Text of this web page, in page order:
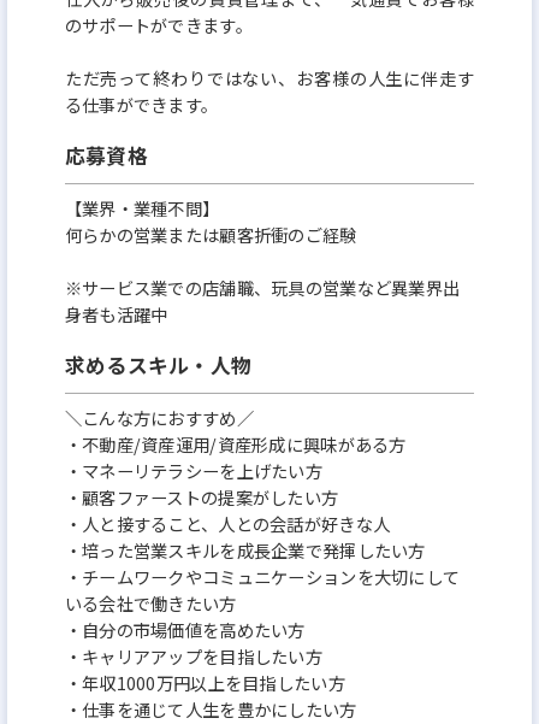
のサポートができます。
ただ売って終わりではない、お客様の人生に伴走す
る仕事ができます。
応募資格
【業界・業種不問】
何らかの営業または顧客折衝のご経験
※サービス業での店舗職、玩具の営業など異業界出
身者も活躍中
求めるスキル・人物
＼こんな方におすすめ／
・不動産/資産運用/資産形成に興味がある方
・マネーリテラシーを上げたい方
・顧客ファーストの提案がしたい方
・人と接すること、人との会話が好きな人
・培った営業スキルを成長企業で発揮したい方
・チームワークやコミュニケーションを大切にして
いる会社で働きたい方
・自分の市場価値を高めたい方
・キャリアアップを目指したい方
・年収1000万円以上を目指したい方
・仕事を通じて人生を豊かにしたい方